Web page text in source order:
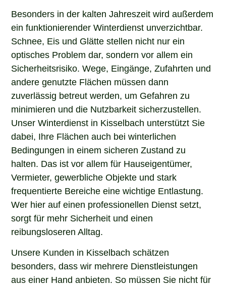
Besonders in der kalten Jahreszeit wird außerdem
ein funktionierender Winterdienst unverzichtbar.
Schnee, Eis und Glätte stellen nicht nur ein
optisches Problem dar, sondern vor allem ein
Sicherheitsrisiko. Wege, Eingänge, Zufahrten und
andere genutzte Flächen müssen dann
zuverlässig betreut werden, um Gefahren zu
minimieren und die Nutzbarkeit sicherzustellen.
Unser Winterdienst in Kisselbach unterstützt Sie
dabei, Ihre Flächen auch bei winterlichen
Bedingungen in einem sicheren Zustand zu
halten. Das ist vor allem für Hauseigentümer,
Vermieter, gewerbliche Objekte und stark
frequentierte Bereiche eine wichtige Entlastung.
Wer hier auf einen professionellen Dienst setzt,
sorgt für mehr Sicherheit und einen
reibungsloseren Alltag.
Unsere Kunden in Kisselbach schätzen
besonders, dass wir mehrere Dienstleistungen
aus einer Hand anbieten. So müssen Sie nicht für